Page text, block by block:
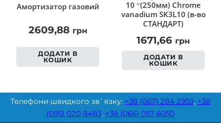
Амортизатор газовий
2609,88 грн
ДОДАТИ В
КОШИК
10 “(250мм) Chrome
vanadium SK3L10 (в-во
СТАНДАРТ)
1671,66 грн
ДОДАТИ В
КОШИК
Телефони швидкого зв`язку: +38 (067) 284 2959, +38
(095) 020 8483, +38 (066) 057 6050